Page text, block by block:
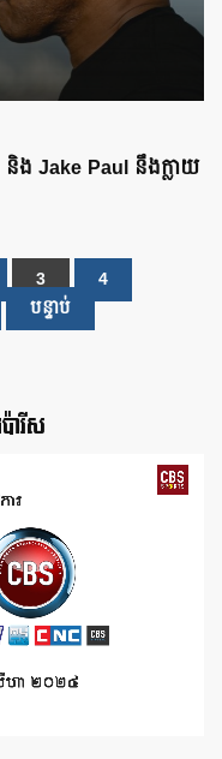
និង Jake Paul នឹងក្លាយ
3
4
បន្ទាប់
ារីស